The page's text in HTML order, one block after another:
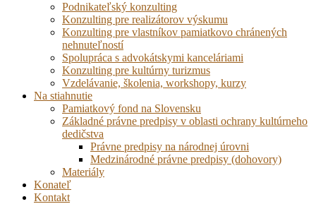
Podnikateľský konzulting
Konzulting pre realizátorov výskumu
Konzulting pre vlastníkov pamiatkovo chránených
nehnuteľností
Spolupráca s advokátskymi kanceláriami
Konzulting pre kultúrny turizmus
Vzdelávanie, školenia, workshopy, kurzy
Na stiahnutie
Pamiatkový fond na Slovensku
Základné právne predpisy v oblasti ochrany kultúrneho
dedičstva
Právne predpisy na národnej úrovni
Medzinárodné právne predpisy (dohovory)
Materiály
Konateľ
Kontakt